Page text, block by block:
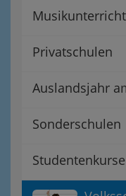
Privatschulen
Auslandsjahr
Sonderschulen
Studentenkurse